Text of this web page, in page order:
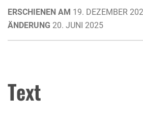
ERSCHIENEN AM 19. DEZEMBER
ÄNDERUNG 20. JUNI 2025
Text